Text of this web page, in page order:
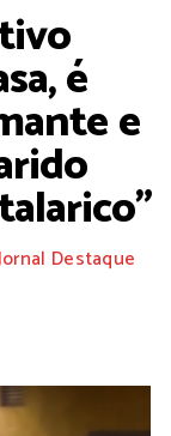
é
e
Destaque